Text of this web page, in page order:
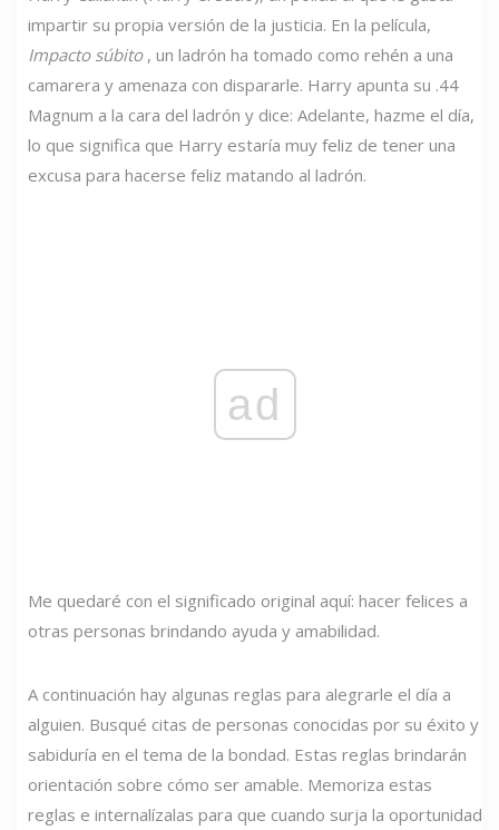
impartir su propia versión de la justicia. En la película,
Impacto súbito, un ladrón ha tomado como rehén a una
camarera y amenaza con dispararle. Harry apunta su .44
Magnum a la cara del ladrón y dice: Adelante, hazme el día,
lo que significa que Harry estaría muy feliz de tener una
excusa para hacerse feliz matando al ladrón.
ad
Me quedaré con el significado original aquí: hacer felices a
otras personas brindando ayuda y amabilidad.
A continuación hay algunas reglas para alegrarle el día a
alguien. Busqué citas de personas conocidas por su éxito y
sabiduría en el tema de la bondad. Estas reglas brindarán
orientación sobre cómo ser amable. Memoriza estas
reglas e internalízalas para que cuando surja la oportunidad